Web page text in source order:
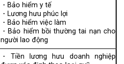
・Bảo hiểm y tế
・Lương hưu phúc lợi
・Bảo hiểm việc làm
・Bảo hiểm bồi thường tai nạn cho
người lao động
・Tiền lương hưu doanh nghiệp